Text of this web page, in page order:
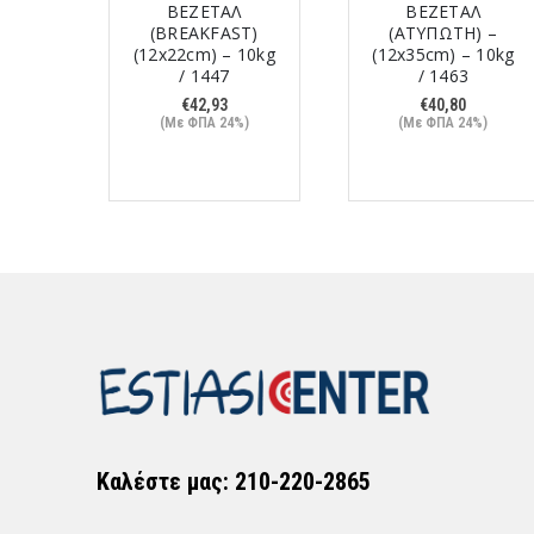
ΒΕΖΕΤΑΛ
(BREAKFAST)
(12x22cm) – 10kg
/ 1447
€42,93
(Με ΦΠΑ 24%)
ΒΕΖΕΤΑΛ
(ΑΤΥΠΩΤΗ) –
(12x35cm) – 10kg
/ 1463
€40,80
(Με ΦΠΑ 24%)
Καλέστε μας: 210-220-2865